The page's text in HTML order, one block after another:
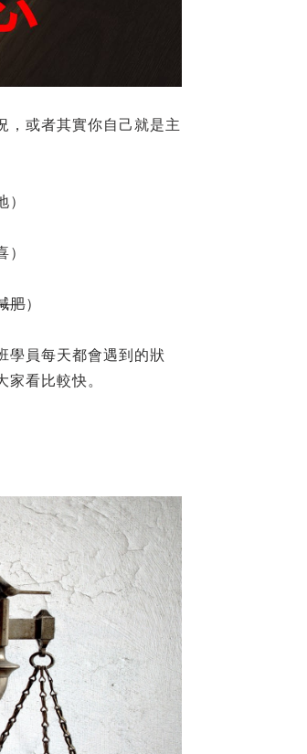
，或者其實你自己就是主
肥）
學員每天都會遇到的狀
看比較快。